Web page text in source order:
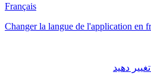
Français
Changer la langue de l'application en